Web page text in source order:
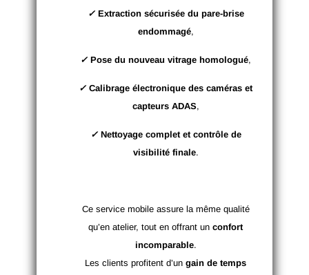
✓ Extraction sécurisée du pare-brise
endommagé,
✓ Pose du nouveau vitrage homologué,
✓ Calibrage électronique des caméras et
capteurs ADAS,
✓ Nettoyage complet et contrôle de
visibilité finale.
Ce service mobile assure la même qualité
qu’en atelier, tout en offrant un confort
incomparable.
Les clients profitent d’un gain de temps